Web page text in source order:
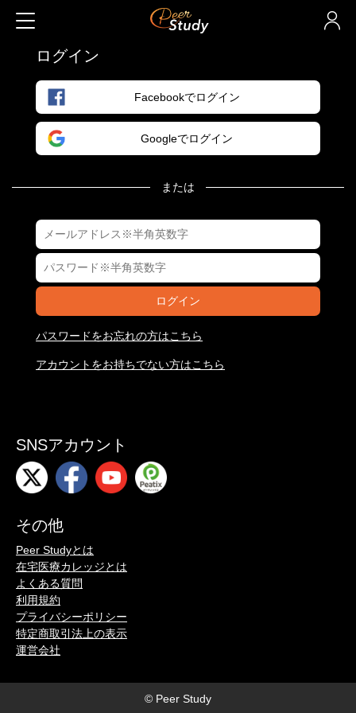
ログイン
Facebookでログイン
Googleでログイン
または
ログイン
パスワードをお忘れの方はこちら
アカウントをお持ちでない方はこちら
SNSアカウント
その他
Peer Studyとは
在宅医療カレッジとは
よくある質問
利用規約
プライバシーポリシー
特定商取引法上の表示
運営会社
© Peer Study